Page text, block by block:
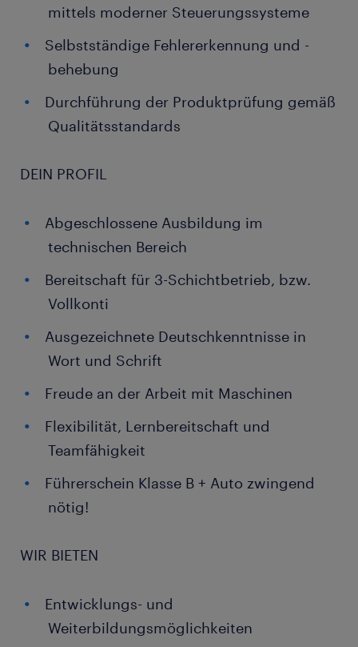
mittels moderner Steuerungssysteme
Selbstständige Fehlererkennung und -
behebung
Durchführung der Produktprüfung gemäß
Qualitätsstandards
DEIN PROFIL
Abgeschlossene Ausbildung im
technischen Bereich
Bereitschaft für 3-Schichtbetrieb, bzw.
Vollkonti
Ausgezeichnete Deutschkenntnisse in
Wort und Schrift
Freude an der Arbeit mit Maschinen
Flexibilität, Lernbereitschaft und
Teamfähigkeit
Führerschein Klasse B + Auto zwingend
nötig!
WIR BIETEN
Entwicklungs- und
Weiterbildungsmöglichkeiten